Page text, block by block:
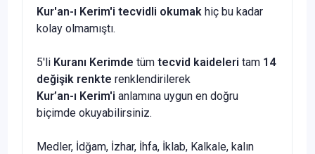
Kur'an-ı Kerim'i tecvidli okumak hiç bu kadar
kolay olmamıştı.
5'li Kuranı Kerimde tüm tecvid kaideleri tam 14
değişik renkte renklendirilerek
Kur’an-ı Kerim'i anlamına uygun en doğru
biçimde okuyabilirsiniz.
Medler, İdğam, İzhar, İhfa, İklab, Kalkale, kalın